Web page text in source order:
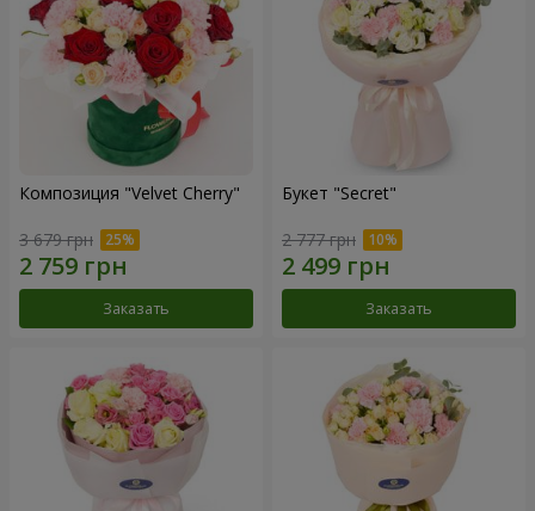
Композиция "Velvet Cherry"
3 679 грн
Заказать
Букет "Secret"
2 777 грн
Заказать